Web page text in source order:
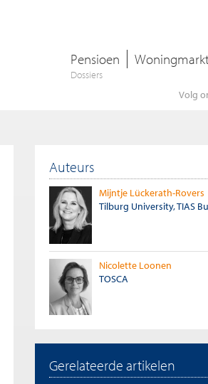
Pensioen
Dossiers
Volg
Auteurs
Mijntje Lückerath-Rovers
Tilburg University, TIAS
Nicolette Loonen
TOSCA
Gerelateerde artikelen